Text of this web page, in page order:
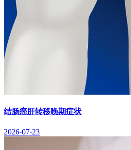
结肠癌肝转移晚期症状
2026-07-23